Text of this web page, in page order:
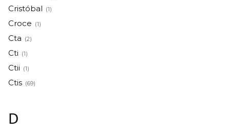
Cristóbal (1)
Croce (1)
Cta (2)
Cti (1)
Ctii (1)
Ctis (69)
D